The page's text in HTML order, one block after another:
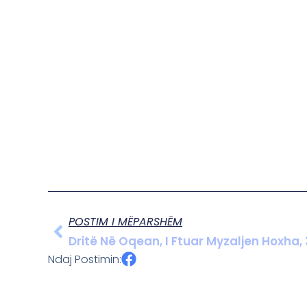
POSTIM I MËPARSHËM
Dritë Në Oqean, I Ftuar Myzaljen Hoxha,
Ndaj Postimin: